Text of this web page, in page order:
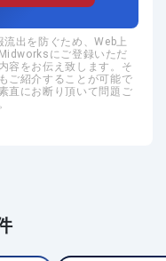
出を防ぐため、Web上
にご登録いただ
容をお伝え致します。そ
ご紹介することが可能で
直にお断り頂いて問題ご